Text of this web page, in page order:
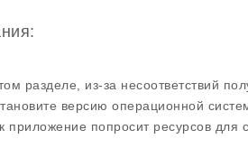
разделе, из-за несоответствий
версию операционной
приложение попросит ресурсов для